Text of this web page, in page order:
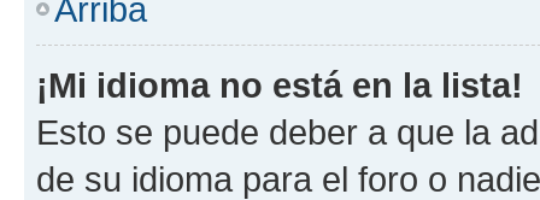
Arriba
¡Mi idioma no está en la lista!
Esto se puede deber a que la
de su idioma para el foro o